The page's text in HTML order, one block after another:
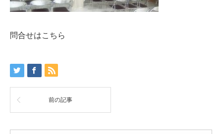
問合せはこちら
前の記事